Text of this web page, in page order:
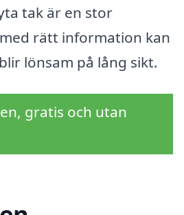
tak är en stor
rätt information kan
lönsam på lång sikt.
gratis och utan